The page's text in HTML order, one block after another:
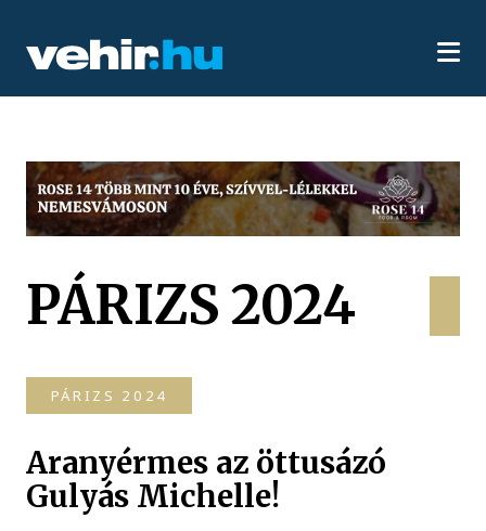
PÁRIZS 2024
PÁRIZS 2024
Aranyérmes az öttusázó
Gulyás Michelle!